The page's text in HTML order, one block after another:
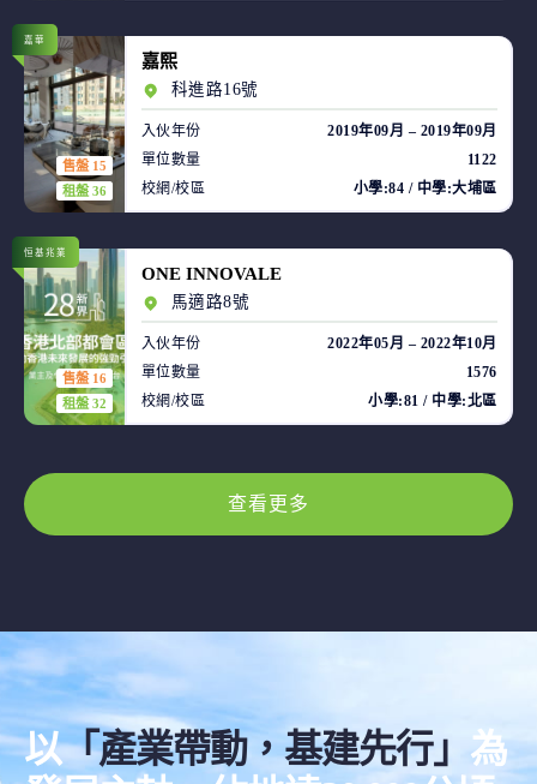
售盤 15
租盤 36
嘉華
嘉熙
科進路16號
入伙年份
2019年09月 – 2019年09月
單位數量
1122
校網/校區
小學:84 / 中學:大埔區
售盤 16
租盤 32
恒基兆業
ONE INNOVALE
馬適路8號
入伙年份
2022年05月 – 2022年10月
單位數量
1576
校網/校區
小學:81 / 中學:北區
查看更多
以「產業帶動，基建先行」 為